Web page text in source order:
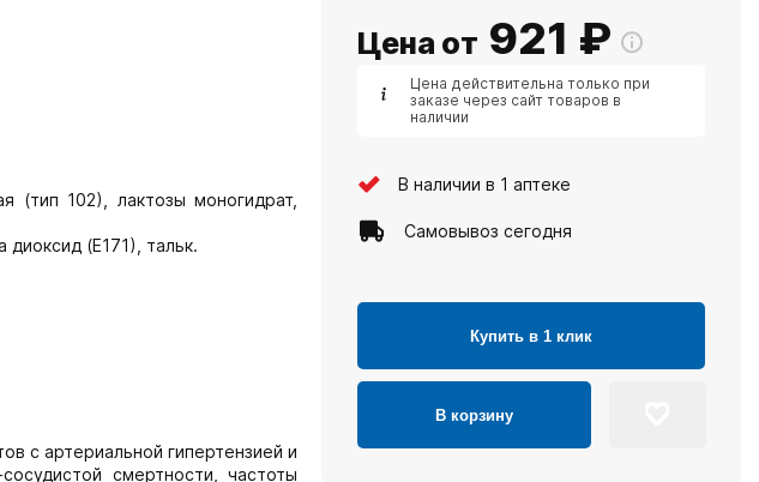
(тип 102), лактозы моногидрат,
(Е171), тальк.
с артериальной гипертензией и
смертности, частоты
Цена от 921 ₽
Цена действительна только при
заказе через сайт товаров в
наличии
В наличии в 1 аптеке
Самовывоз сегодня
Купить в 1 клик
В корзину